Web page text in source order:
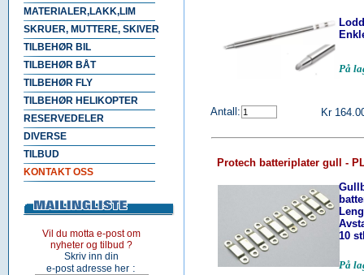
MATERIALER,LAKK,LIM
SKRUER, MUTTERE, SKIVER
TILBEHØR BIL
TILBEHØR BÅT
TILBEHØR FLY
TILBEHØR HELIKOPTER
RESERVEDELER
DIVERSE
TILBUD
KONTAKT OSS
Vil du motta e-post om
nyheter og tilbud ?
Skriv inn din
e-post adresse her :
På
Antall: Kr
Protech batteriplater gull -
10
På